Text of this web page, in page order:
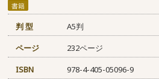
書籍
判 型
A5判
ページ
232ページ
ISBN
978-4-405-05096-9